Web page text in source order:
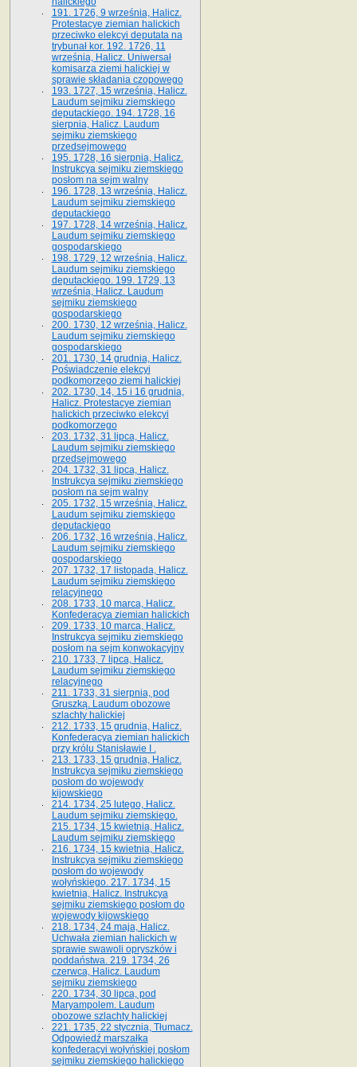
191. 1726, 9 września, Halicz.
Protestacye ziemian halickich
przeciwko elekcyi deputata na
trybunał kor. 192. 1726, 11
września, Halicz. Uniwersał
komisarza ziemi halickiej w
sprawie składania czopowego
193. 1727, 15 września, Halicz.
Laudum sejmiku ziemskiego
deputackiego. 194. 1728, 16
sierpnia, Halicz. Laudum
sejmiku ziemskiego
przedsejmowego
195. 1728, 16 sierpnia, Halicz.
Instrukcya sejmiku ziemskiego
posłom na sejm walny
196. 1728, 13 września, Halicz.
Laudum sejmiku ziemskiego
deputackiego
197. 1728, 14 września, Halicz.
Laudum sejmiku ziemskiego
gospodarskiego
198. 1729, 12 września, Halicz.
Laudum sejmiku ziemskiego
deputackiego. 199. 1729, 13
września, Halicz. Laudum
sejmiku ziemskiego
gospodarskiego
200. 1730, 12 września, Halicz.
Laudum sejmiku ziemskiego
gospodarskiego
201. 1730, 14 grudnia, Halicz.
Poświadczenie elekcyi
podkomorzego ziemi halickiej
202. 1730, 14, 15 i 16 grudnia,
Halicz. Protestacye ziemian
halickich przeciwko elekcyi
podkomorzego
203. 1732, 31 lipca, Halicz.
Laudum sejmiku ziemskiego
przedsejmowego
204. 1732, 31 lipca, Halicz.
Instrukcya sejmiku ziemskiego
posłom na sejm walny
205. 1732, 15 września, Halicz.
Laudum sejmiku ziemskiego
deputackiego
206. 1732, 16 września, Halicz.
Laudum sejmiku ziemskiego
gospodarskiego
207. 1732, 17 listopada, Halicz.
Laudum sejmiku ziemskiego
relacyjnego
208. 1733, 10 marca, Halicz.
Konfederacya ziemian halickich­
209. 1733, 10 marca, Halicz.
Instrukcya sejmiku ziemskiego
posłom na sejm konwokacyjny
210. 1733, 7 lipca, Halicz.
Laudum sejmiku ziemskiego
relacyjnego
211. 1733, 31 sierpnia, pod
Gruszką. Laudum obozowe
szlachty halickiej
212. 1733, 15 grudnia, Halicz.
Konfederacya ziemian halickich
przy królu Stanisławie I .
213. 1733, 15 grudnia, Halicz.
Instrukcya sejmiku ziemskiego
posłom do wojewody
kijowskiego
214. 1734, 25 lutego, Halicz.
Laudum sejmiku ziemskiego.
215. 1734, 15 kwietnia, Halicz.
Laudum sejmiku ziemskiego
216. 1734, 15 kwietnia, Halicz.
Instrukcya sejmiku ziemskiego
posłom do wojewody
wołyńskiego. 217. 1734, 15
kwietnia, Halicz. Instrukcya
sejmiku ziemskiego posłom do
wojewody kijowskiego
218. 1734, 24 maja, Halicz.
Uchwała ziemian halickich w
sprawie swawoli opryszków i
poddaństwa. 219. 1734, 26
czerwca, Halicz. Laudum
sejmiku ziemskiego
220. 1734, 30 lipca, pod
Maryampolem. Laudum
obozowe szlachty halickiej
221. 1735, 22 stycznia, Tłumacz.
Odpowiedź marszałka
konfederacyi wołyńskiej posłom
sejmiku ziemskiego halickiego